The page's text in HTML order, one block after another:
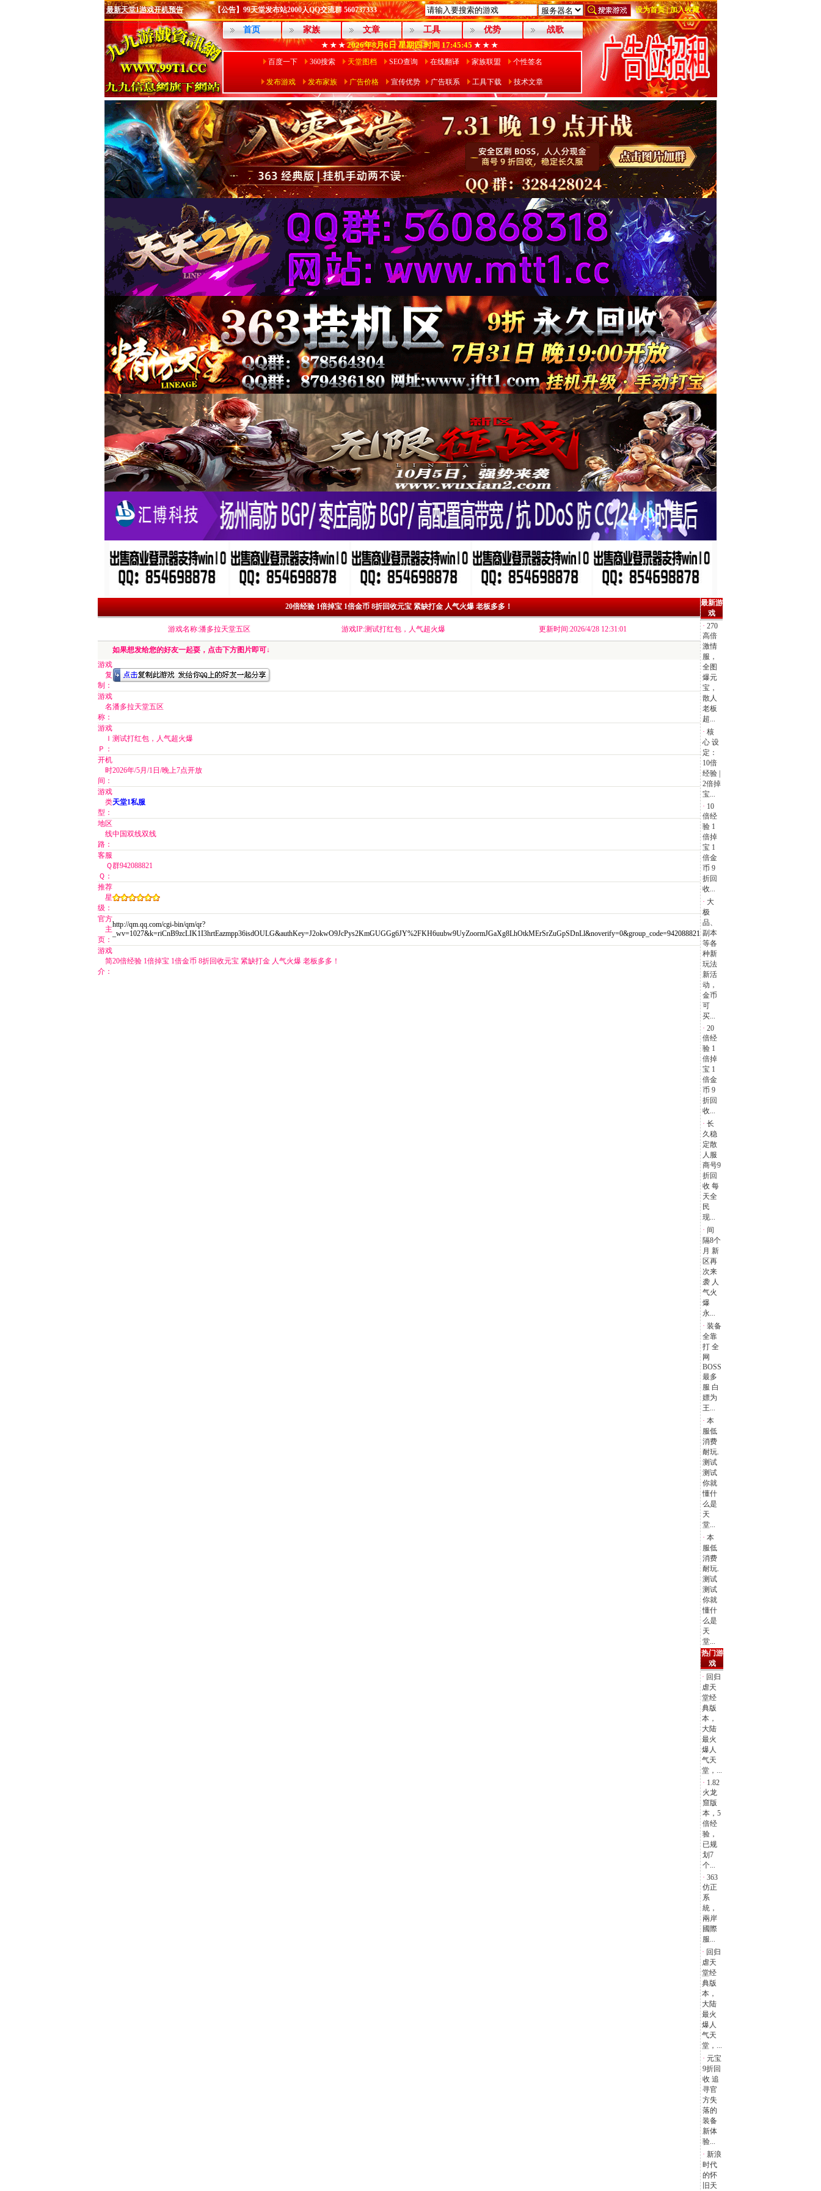
最新天堂1游戏开机预告 【公告】99天堂发布站2000人QQ交流群 560737333 设为首页|加入收藏
首页 家族 文章 工具 优势 战歌
★ ★ ★2026年8月6日星期四时间 17:45:46 ★ ★ ★
百度一下
360搜索 天堂图档 SEO查询 在线翻译 家族联盟 个性签名
发布游戏 发布家族 广告价格 宣传优势 广告联系 工具下载 技术文章
20倍经验 1倍掉宝 1倍金币 8折回收元宝 紧缺打金 人气火爆 老板多多！
游戏名称:潘多拉天堂五区 游戏IP:测试打红包，人气超火爆 更新时间:2026/4/28 12:31:01
如果想发给您的好友一起耍，点击下方图片即可↓
游戏
复
制：
游戏
名
称：
潘多拉天堂五区
游戏
Ｉ
Ｐ：
测试打红包，人气超火爆
开机
时
间：
2026年/5月/1日/晚上7点开放
游戏
类
型：
天堂1私服
地区
线
路：
中国双线双线
客服
Ｑ
Ｑ：
群942088821
推荐
星
级：
官方
主
页：
http://qm.qq.com/cgi-bin/qm/qr?
_wv=1027&k=riCnB9zcLIK1I3hrtEazmpp36isdOULG&authKey=J2okwO9JcPys2KmGUGGg6JY%2FKH6uubw9UyZoormJGaXg8LhOtkMErSrZuGpSDnLl&noverify=0&group_code=942088821
游戏
简
介：
20倍经验 1倍掉宝 1倍金币 8折回收元宝 紧缺打金 人气火爆 老板多多！
最新游
戏
· 270
高倍
激情
服，
全图
爆元
宝，
散人
老板
超...
· 核
心 设
定：
10倍
经验 |
2倍掉
宝...
· 10
倍经
验 1
倍掉
宝 1
倍金
币 9
折回
收...
· 大
极
品、
副本
等各
种新
玩法
新活
动，
金币
可
买...
· 20
倍经
验 1
倍掉
宝 1
倍金
币 9
折回
收...
· 长
久稳
定散
人服
商号9
折回
收 每
天全
民
现...
· 间
隔8个
月 新
区再
次来
袭 人
气火
爆
永...
· 装备
全靠
打 全
网
BOSS
最多
服 白
嫖为
王...
· 本
服低
消费
耐玩.
测试
测试
你就
懂什
么是
天
堂...
· 本
服低
消费
耐玩.
测试
测试
你就
懂什
么是
天
堂...
热门游
戏
· 回归
虐天
堂经
典版
本，
大陆
最火
爆人
气天
堂，...
· 1.82
火龙
窟版
本，5
倍经
验，
已规
划7
个...
· 363
仿正
系
統，
兩岸
國際
服...
· 回归
虐天
堂经
典版
本，
大陆
最火
爆人
气天
堂，...
· 元宝
9折回
收 追
寻官
方失
落的
装备
新体
验...
· 新浪
时代
的怀
旧天